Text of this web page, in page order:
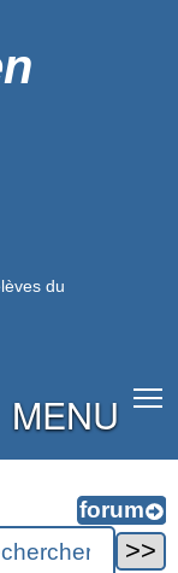
du
MENU